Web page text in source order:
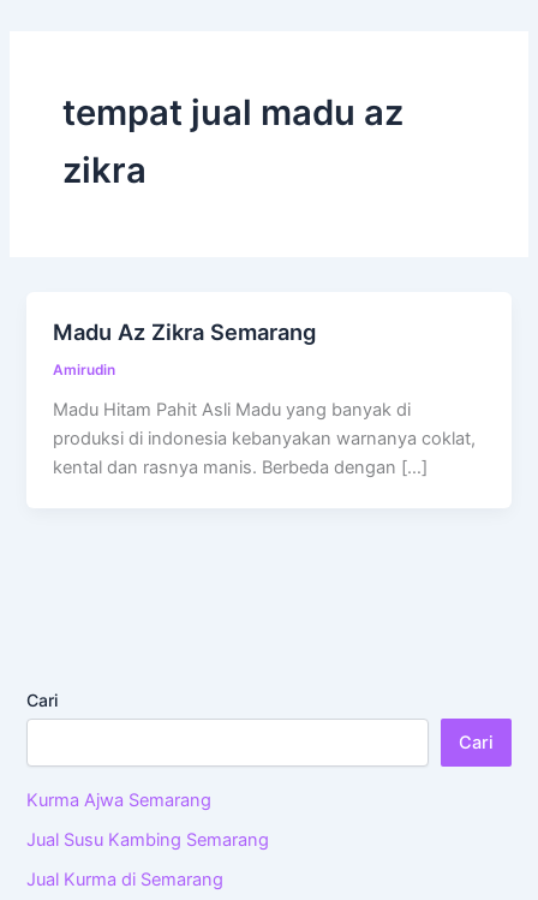
tempat jual madu az
zikra
Madu Az Zikra Semarang
Amirudin
Madu Hitam Pahit Asli Madu yang banyak di
produksi di indonesia kebanyakan warnanya coklat,
kental dan rasnya manis. Berbeda dengan […]
Cari
Cari
Kurma Ajwa Semarang
Jual Susu Kambing Semarang
Jual Kurma di Semarang